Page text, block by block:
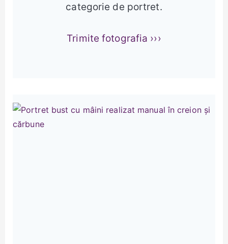
categorie de portret.
Trimite fotografia ›››